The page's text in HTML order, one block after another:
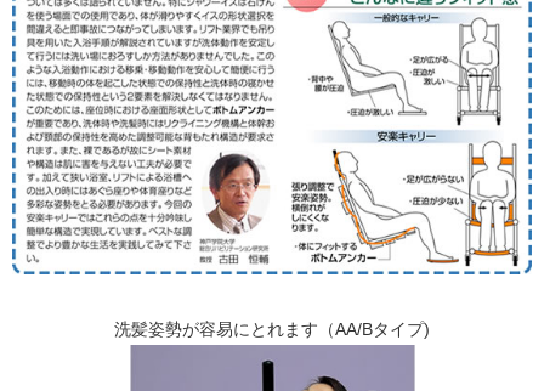
洗髪姿勢が容易にとれます（AA/Bタイプ)